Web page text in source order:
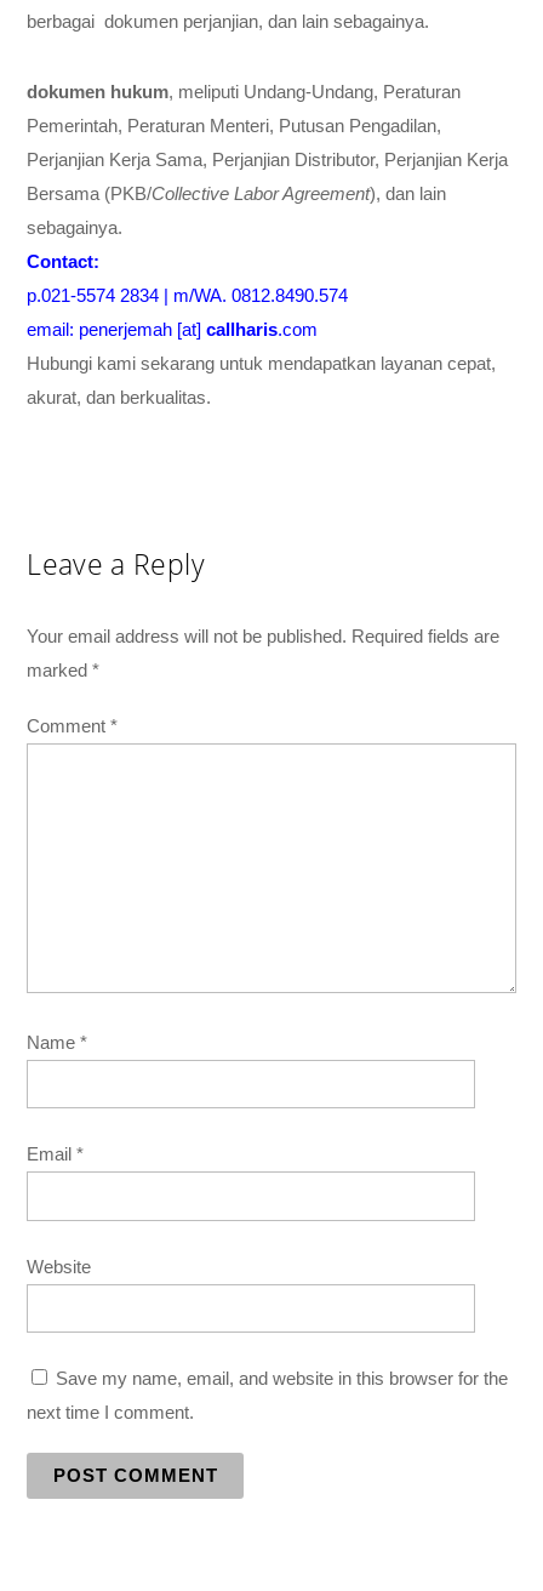
berbagai dokumen perjanjian, dan lain sebagainya.
dokumen hukum, meliputi Undang-Undang, Peraturan
Pemerintah, Peraturan Menteri, Putusan Pengadilan,
Perjanjian Kerja Sama, Perjanjian Distributor, Perjanjian Kerja
Bersama (PKB/Collective Labor Agreement), dan lain
sebagainya.
Contact:
p.021-5574 2834 | m/WA. 0812.8490.574
email: penerjemah [at]callharis.com
Hubungi kami sekarang untuk mendapatkan layanan cepat,
akurat, dan berkualitas.
Leave a Reply
Your email address will not be published. Required fields are
marked*
Comment*
Name*
Email*
Website
Save my name, email, and website in this browser for the
next time I comment.